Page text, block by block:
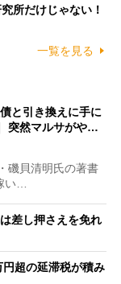
所だけじゃない！
一覧を見る
と引き換えに手に
突然マルサがや…
磯貝清明氏の著書
い…
差し押さえを免れ
超の延滞税が積み